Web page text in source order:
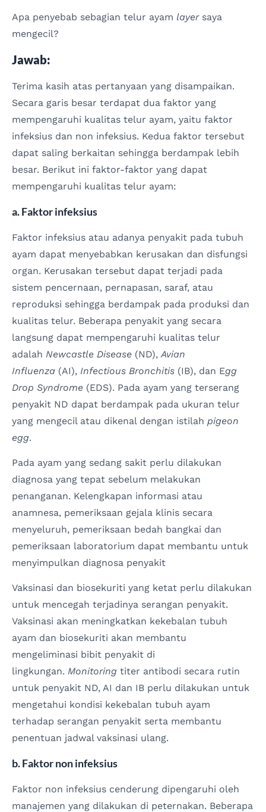
Apa penyebab sebagian telur ayam layersaya
mengecil?
Jawab:
Terima kasih atas pertanyaan yang disampaikan.
Secara garis besar terdapat dua faktor yang
mempengaruhi kualitas telur ayam, yaitu faktor
infeksius dan non infeksius. Kedua faktor tersebut
dapat saling berkaitan sehingga berdampak lebih
besar. Berikut ini faktor-faktor yang dapat
mempengaruhi kualitas telur ayam:
a. Faktor infeksius
Faktor infeksius atau adanya penyakit pada tubuh
ayam dapat menyebabkan kerusakan dan disfungsi
organ. Kerusakan tersebut dapat terjadi pada
sistem pencernaan, pernapasan, saraf, atau
reproduksi sehingga berdampak pada produksi dan
kualitas telur. Beberapa penyakit yang secara
langsung dapat mempengaruhi kualitas telur
adalah Newcastle Disease (ND), Avian
Influenza (AI), Infectious Bronchitis (IB), dan Egg
Drop Syndrome (EDS). Pada ayam yang terserang
penyakit ND dapat berdampak pada ukuran telur
yang mengecil atau dikenal dengan istilah pigeon
egg.
Pada ayam yang sedang sakit perlu dilakukan
diagnosa yang tepat sebelum melakukan
penanganan. Kelengkapan informasi atau
anamnesa, pemeriksaan gejala klinis secara
menyeluruh, pemeriksaan bedah bangkai dan
pemeriksaan laboratorium dapat membantu untuk
menyimpulkan diagnosa penyakit
Vaksinasi dan biosekuriti yang ketat perlu dilakukan
untuk mencegah terjadinya serangan penyakit.
Vaksinasi akan meningkatkan kekebalan tubuh
ayam dan biosekuriti akan membantu
mengeliminasi bibit penyakit di
lingkungan. Monitoring titer antibodi secara rutin
untuk penyakit ND, AI dan IB perlu dilakukan untuk
mengetahui kondisi kekebalan tubuh ayam
terhadap serangan penyakit serta membantu
penentuan jadwal vaksinasi ulang.
b. Faktor non infeksius
Faktor non infeksius cenderung dipengaruhi oleh
manajemen yang dilakukan di peternakan. Beberapa